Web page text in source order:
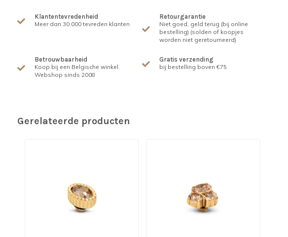
Klantentevredenheid
Meer dan 30.000 tevreden klanten
Retourgarantie
Niet goed, geld terug (bij online
bestelling) (solden of koopjes
worden niet geretourneerd)
Betrouwbaarheid
Koop bij een Belgische winkel.
Webshop sinds 2008
Gratis verzending
bij bestelling boven €75
Gerelateerde producten